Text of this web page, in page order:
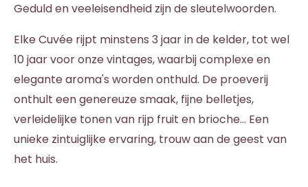
Geduld en veeleisendheid zijn de sleutelwoorden.
Elke Cuvée rijpt minstens 3 jaar in de kelder, tot wel
10 jaar voor onze vintages, waarbij complexe en
elegante aroma's worden onthuld. De proeverij
onthult een genereuze smaak, fijne belletjes,
verleidelijke tonen van rijp fruit en brioche... Een
unieke zintuiglijke ervaring, trouw aan de geest van
het huis.